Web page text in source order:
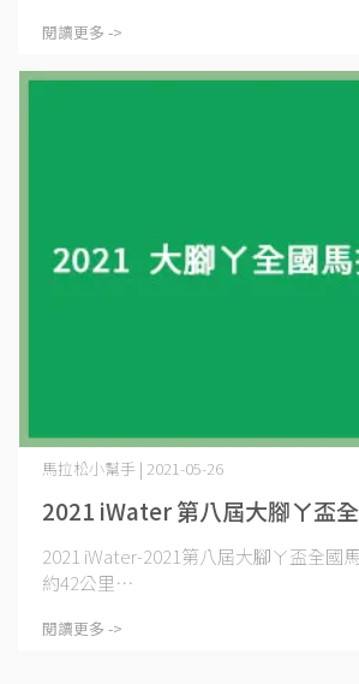
閱讀更多 ->
2021 iWater 第八屆大腳ㄚ盃
馬拉松小幫手 | 2021-05-26
2021 iWater-2021第八屆大腳ㄚ盃全國
約42公里⋯
閱讀更多 ->